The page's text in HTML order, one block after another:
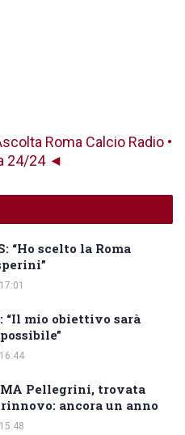
Roma Calcio Radio •
24/24 ◄
“Ho scelto la Roma
“Il mio obiettivo sarà
Pellegrini, trovata
ancora un anno